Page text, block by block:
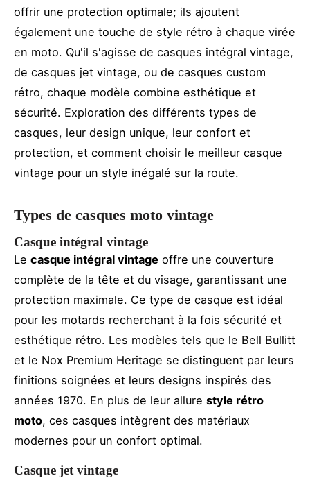
offrir une protection optimale; ils ajoutent
également une touche de style rétro à chaque virée
en moto. Qu'il s'agisse de casques intégral vintage,
de casques jet vintage, ou de casques custom
rétro, chaque modèle combine esthétique et
sécurité. Exploration des différents types de
casques, leur design unique, leur confort et
protection, et comment choisir le meilleur casque
vintage pour un style inégalé sur la route.
Types de casques moto vintage
Casque intégral vintage
Le casque intégral vintage offre une couverture
complète de la tête et du visage, garantissant une
protection maximale. Ce type de casque est idéal
pour les motards recherchant à la fois sécurité et
esthétique rétro. Les modèles tels que le Bell Bullitt
et le Nox Premium Heritage se distinguent par leurs
finitions soignées et leurs designs inspirés des
années 1970. En plus de leur allure style rétro
moto, ces casques intègrent des matériaux
modernes pour un confort optimal.
Casque jet vintage